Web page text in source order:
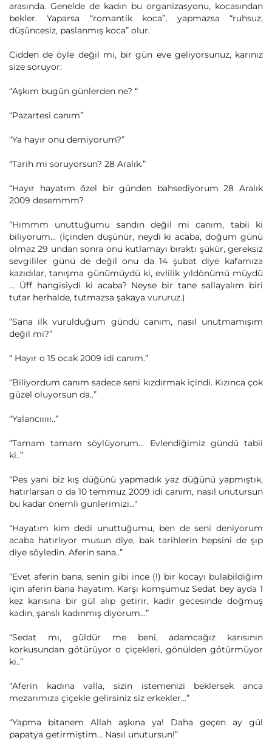
arasında. Genelde de kadın bu organizasyonu, kocasından
bekler. Yaparsa “romantik koca”, yapmazsa “ruhsuz,
düşüncesiz, paslanmış koca” olur.
Cidden de öyle değil mi, bir gün eve geliyorsunuz, karınız
size soruyor:
“Aşkım bugün günlerden ne? “
“Pazartesi canım”
“Ya hayır onu demiyorum?”
“Tarih mi soruyorsun? 28 Aralık.”
“Hayır hayatım özel bir günden bahsediyorum 28 Aralık
2009 desemmm?
“Hımmm unuttuğumu sandın değil mi canım, tabii ki
biliyorum... (İçinden düşünür, neydi ki acaba, doğum günü
olmaz 29 undan sonra onu kutlamayı bıraktı şükür, gereksiz
sevgililer günü de değil onu da 14 şubat diye kafamıza
kazıdılar, tanışma günümüydü ki, evlilik yıldönümü müydü
... Üff hangisiydi ki acaba? Neyse bir tane sallayalım biri
tutar herhalde, tutmazsa şakaya vururuz.)
“Sana ilk vurulduğum gündü canım, nasıl unutmamışım
değil mi?”
“ Hayır o 15 ocak 2009 idi canım.”
“Biliyordum canım sadece seni kızdırmak içindi. Kızınca çok
güzel oluyorsun da..”
“Yalancııııı..”
“Tamam tamam söylüyorum... Evlendiğimiz gündü tabii
ki..”
“Pes yani biz kış düğünü yapmadık yaz düğünü yapmıştık,
hatırlarsan o da 10 temmuz 2009 idi canım, nasıl unutursun
bu kadar önemli günlerimizi..."
“Hayatım kim dedi unuttuğumu, ben de seni deniyorum
acaba hatırlıyor musun diye, bak tarihlerin hepsini de şıp
diye söyledin. Aferin sana..”
“Evet aferin bana, senin gibi ince (!) bir kocayı bulabildiğim
için aferin bana hayatım. Karşı komşumuz Sedat bey ayda 1
kez karısına bir gül alıp getirir, kadir gecesinde doğmuş
kadın, şanslı kadınmış diyorum…”
“Sedat mı, güldür me beni, adamcağız karısının
korkusundan götürüyor o çiçekleri, gönülden götürmüyor
ki..”
“Aferin kadına valla, sizin istemenizi beklersek anca
mezarımıza çiçekle gelirsiniz siz erkekler...”
“Yapma bitanem Allah aşkına ya! Daha geçen ay gül
papatya getirmiştim... Nasıl unutursun!”